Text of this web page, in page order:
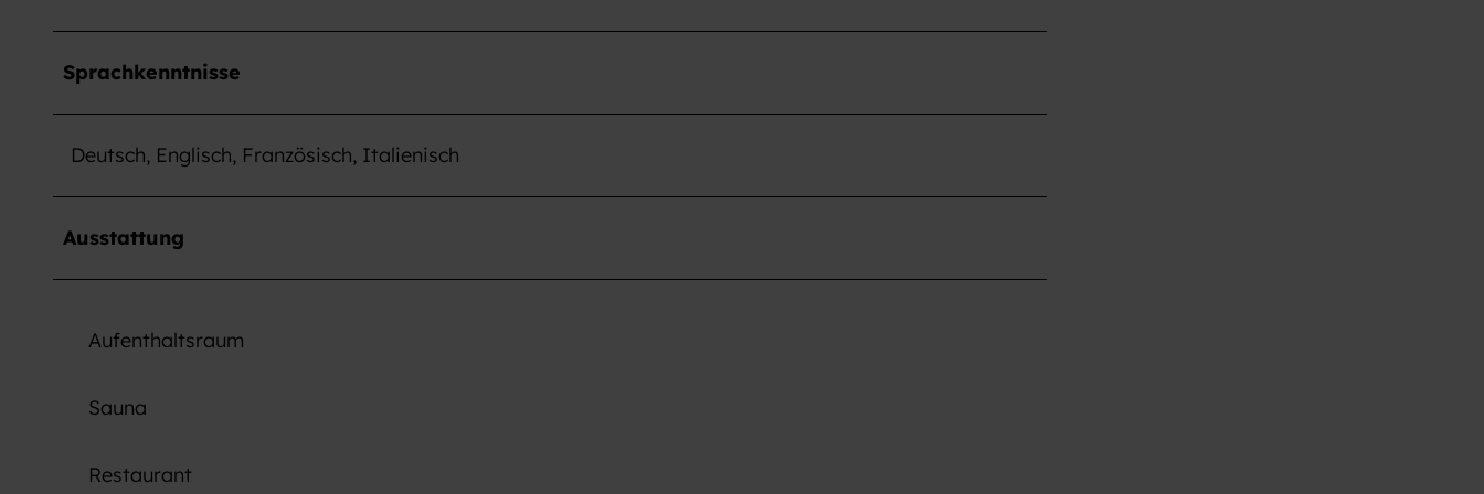
Sprachkenntnisse
Deutsch, Englisch, Französisch, Italienisch
Ausstattung
Aufenthaltsraum
Sauna
Restaurant